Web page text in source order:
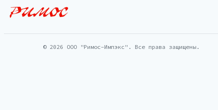
© 2026 ООО "Римос-Импэкс". Все права защищены.